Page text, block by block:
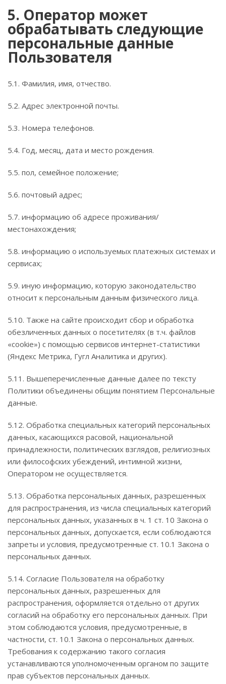
5. Оператор может
обрабатывать следующие
персональные данные
Пользователя
5.1. Фамилия, имя, отчество.
5.2. Адрес электронной почты.
5.3. Номера телефонов.
5.4. Год, месяц, дата и место рождения.
5.5. пол, семейное положение;
5.6. почтовый адрес;
5.7. информацию об адресе проживания/
местонахождения;
5.8. информацию о используемых платежных системах и
сервисах;
5.9. иную информацию, которую законодательство
относит к персональным данным физического лица.
5.10. Также на сайте происходит сбор и обработка
обезличенных данных о посетителях (в т.ч. файлов
«cookie») с помощью сервисов интернет-статистики
(Яндекс Метрика, Гугл Аналитика и других).
5.11. Вышеперечисленные данные далее по тексту
Политики объединены общим понятием Персональные
данные.
5.12. Обработка специальных категорий персональных
данных, касающихся расовой, национальной
принадлежности, политических взглядов, религиозных
или философских убеждений, интимной жизни,
Оператором не осуществляется.
5.13. Обработка персональных данных, разрешенных
для распространения, из числа специальных категорий
персональных данных, указанных в ч. 1 ст. 10 Закона о
персональных данных, допускается, если соблюдаются
запреты и условия, предусмотренные ст. 10.1 Закона о
персональных данных.
5.14. Согласие Пользователя на обработку
персональных данных, разрешенных для
распространения, оформляется отдельно от других
согласий на обработку его персональных данных. При
этом соблюдаются условия, предусмотренные, в
частности, ст. 10.1 Закона о персональных данных.
Требования к содержанию такого согласия
устанавливаются уполномоченным органом по защите
прав субъектов персональных данных.